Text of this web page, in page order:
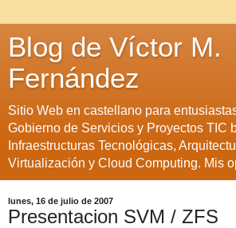
Blog de Víctor M.
Fernández
Sitio Web en castellano para
Gobierno de Servicios y Proyectos TIC
Infraestructuras Tecnológicas,
Virtualización y Cloud Computing. Mis
lunes, 16 de julio de 2007
Presentacion SVM / ZFS